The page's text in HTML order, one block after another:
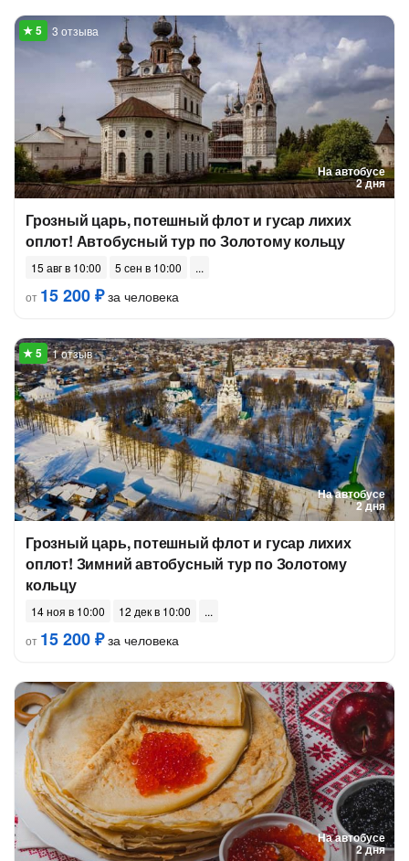
На автобусе
2 дня
3 отзыва
Грозный царь, потешный флот и гусар лихих
оплот! Автобусный тур по Золотому кольцу
15 авг в 10:00
5 сен в 10:00
от 15 200 ₽за человека
На автобусе
2 дня
1 отзыв
Грозный царь, потешный флот и гусар лихих
оплот! Зимний автобусный тур по Золотому
кольцу
14 ноя в 10:00
12 дек в 10:00
от 15 200 ₽за человека
На автобусе
2 дня